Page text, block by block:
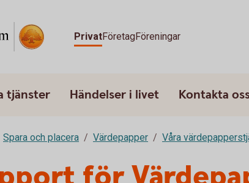
PrivatFöretagFöreningar
tjänster Händelser i livet Kontakta
Spara och placera Värdepapper Våra